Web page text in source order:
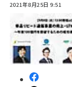
2021年8月25日 9:51